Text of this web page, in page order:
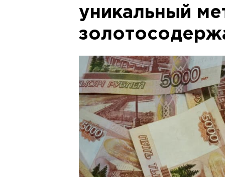
уникальный